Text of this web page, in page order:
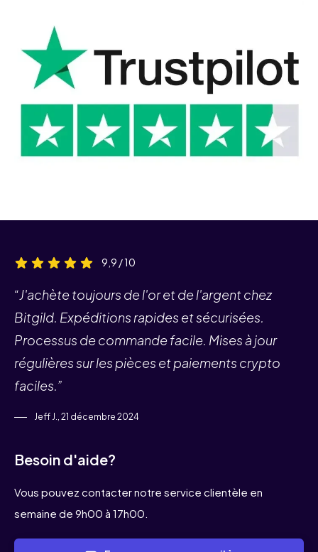
9,9 / 10
“J'achète toujours de l'or et de l'argent chez
Bitgild. Expéditions rapides et sécurisées.
Processus de commande facile. Mises à jour
régulières sur les pièces et paiements crypto
faciles.”
Jeff J., 21 décembre 2024
Besoin d'aide?
Vous pouvez contacter notre service clientèle en
semaine de 9h00 à 17h00.